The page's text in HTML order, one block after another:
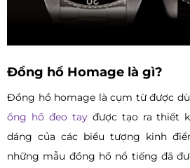
Đồng hồ Homage là gì?
Đồng hồ homage là cụm từ được
ồng hồ đeo tayđược tạo ra thiết
dáng của các biểu tượng kinh
những mẫu đồng hồ nổ tiếng đã